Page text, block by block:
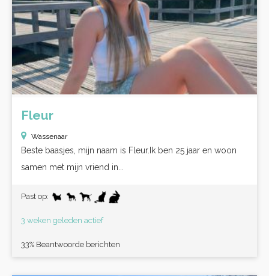
Fleur
Wassenaar
Beste baasjes, mijn naam is Fleur.Ik ben 25 jaar en woon
samen met mijn vriend in...
Past op:
3 weken geleden actief
33% Beantwoorde berichten